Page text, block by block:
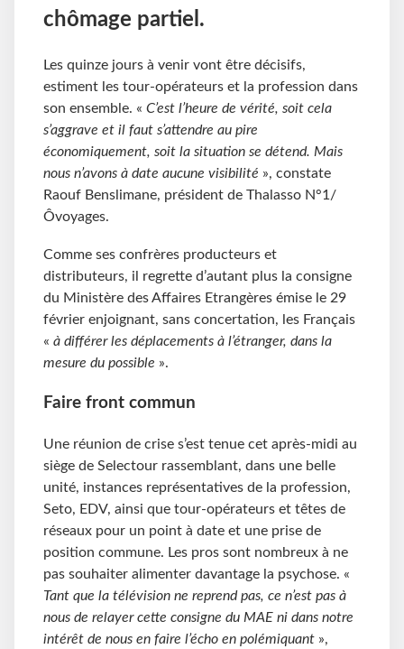
chômage partiel.
Les quinze jours à venir vont être décisifs,
estiment les tour-opérateurs et la profession dans
son ensemble. « C’est l’heure de vérité, soit cela
s’aggrave et il faut s’attendre au pire
économiquement, soit la situation se détend. Mais
nous n’avons à date aucune visibilité », constate
Raouf Benslimane, président de Thalasso N°1/
Ôvoyages.
Comme ses confrères producteurs et
distributeurs, il regrette d’autant plus la consigne
du Ministère des Affaires Etrangères émise le 29
février enjoignant, sans concertation, les Français
« à différer les déplacements à l’étranger, dans la
mesure du possible ».
Faire front commun
Une réunion de crise s’est tenue cet après-midi au
siège de Selectour rassemblant, dans une belle
unité, instances représentatives de la profession,
Seto, EDV, ainsi que tour-opérateurs et têtes de
réseaux pour un point à date et une prise de
position commune. Les pros sont nombreux à ne
pas souhaiter alimenter davantage la psychose. «
Tant que la télévision ne reprend pas, ce n’est pas à
nous de relayer cette consigne du MAE ni dans notre
intérêt de nous en faire l’écho en polémiquant »,